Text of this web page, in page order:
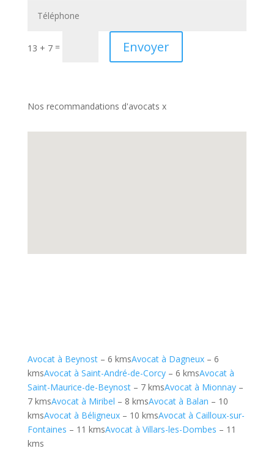
13 + 7= Envoyer
Nos recommandations d'avocats x
Avocat à Beynost– 6 kmsAvocat à Dagneux– 6
kmsAvocat à Saint-André-de-Corcy– 6 kmsAvocat à
Saint-Maurice-de-Beynost– 7 kmsAvocat à Mionnay–
7 kmsAvocat à Miribel – 8 kmsAvocat à Balan – 10
kmsAvocat à Béligneux– 10 kmsAvocat à Cailloux-sur-
Fontaines – 11 kmsAvocat à Villars-les-Dombes – 11
kms